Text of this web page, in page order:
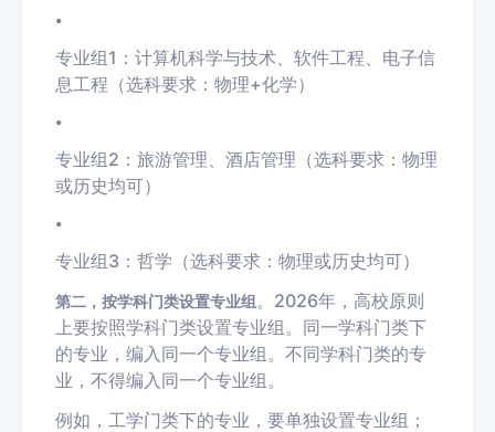
•
专业组1：计算机科学与技术、软件工程、电子信
息工程（选科要求：物理+化学）
•
专业组2：旅游管理、酒店管理（选科要求：物理
或历史均可）
•
专业组3：哲学（选科要求：物理或历史均可）
第二，按学科门类设置专业组。2026年，高校原则
上要按照学科门类设置专业组。同一学科门类下
的专业，编入同一个专业组。不同学科门类的专
业，不得编入同一个专业组。
例如，工学门类下的专业，要单独设置专业组；